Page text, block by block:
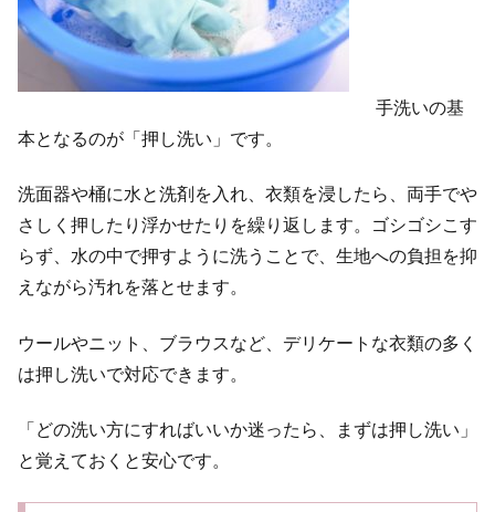
手洗いの基
本となるのが「押し洗い」です。
洗面器や桶に水と洗剤を入れ、衣類を浸したら、両手でや
さしく押したり浮かせたりを繰り返します。ゴシゴシこす
らず、水の中で押すように洗うことで、生地への負担を抑
えながら汚れを落とせます。
ウールやニット、ブラウスなど、デリケートな衣類の多く
は押し洗いで対応できます。
「どの洗い方にすればいいか迷ったら、まずは押し洗い」
と覚えておくと安心です。